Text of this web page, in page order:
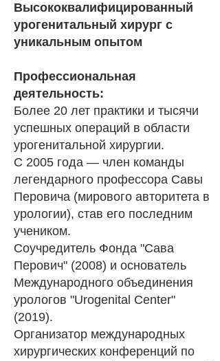
Высококвалифицированный
урогенитальный хирург с
уникальным опытом
Профессиональная
деятельность:
Более 20 лет практики и тысячи
успешных операций в области
урогенитальной хирургии.
С 2005 года — член команды
легендарного профессора Савы
Перовича (мирового авторитета в
урологии), став его последним
учеником.
Соучредитель Фонда "Сава
Перович" (2008) и основатель
Международного объединения
урологов "Urogenital Center"
(2019).
Организатор международных
хирургических конференций по